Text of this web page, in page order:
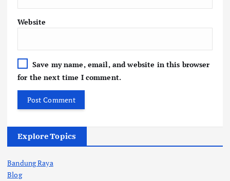
Website
Save my name, email, and website in this browser
for the next time I comment.
Explore Topics
Bandung Raya
Blog